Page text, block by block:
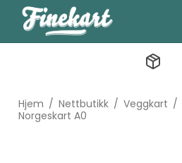
Hjem / Nettbutikk / Veggkart /
Norgeskart A0